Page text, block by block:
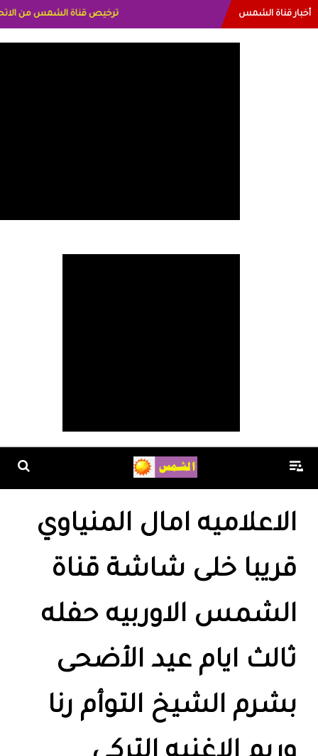
أخبار قناة الشمس
الاعلاميه امال المنياوي
قريبا خلى شاشة قناة
الشمس الاوربيه حفله
ثالث ايام عيد الأضحى
بشرم الشيخ التوأم رنا